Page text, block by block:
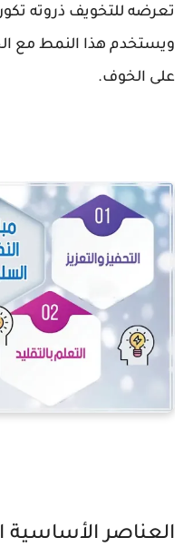
تعرضه للتخويف ذروته
ويستخدم هذا النمط مع
على الخوف.
العناصر الأساسية